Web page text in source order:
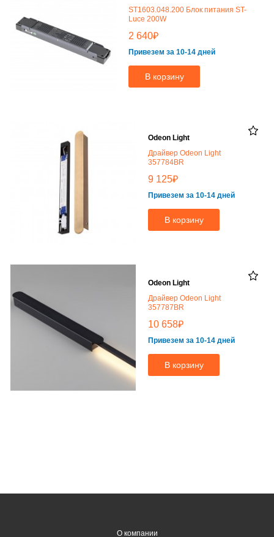
ST1603.048.200 Блок питания ST-
Luce 200W
2 640₽
Привезем за 10-14 дней
В корзину
Odeon Light
Драйвер Odeon Light
357784BR
9 125₽
Привезем за 10-14 дней
В корзину
Odeon Light
Драйвер Odeon Light
357787BR
10 658₽
Привезем за 10-14 дней
В корзину
О компании